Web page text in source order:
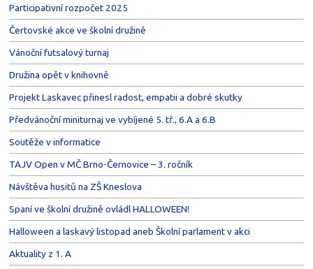
Participativní rozpočet 2025
Čertovské akce ve školní družině
Vánoční futsalový turnaj
Družina opět v knihovně
Projekt Laskavec přinesl radost, empatii a dobré skutky
Předvánoční miniturnaj ve vybíjené 5. tř., 6.A a 6.B
Soutěže v informatice
TAJV Open v MČ Brno-Černovice – 3. ročník
Návštěva husitů na ZŠ Kneslova
Spaní ve školní družině ovládl HALLOWEEN!
Halloween a laskavý listopad aneb Školní parlament v akci
Aktuality z 1. A